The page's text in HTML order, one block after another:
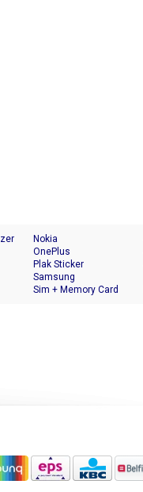
Nokia
OnePlus
Plak Sticker
Samsung
Sim + Memory Card